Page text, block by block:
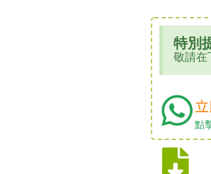
特別
敬請在
點